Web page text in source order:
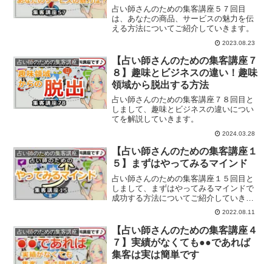
占い師さんのための集客講座５７回目
は、あなたの商品、サービスの魅力を伝
える方法についてご紹介していきます。
2023.08.23
占い師のための集客講座
【占い師さんのための集客講座７
８】趣味とビジネスの違い！趣味
領域から脱出する方法
占い師さんのための集客講座７８回目と
しまして、趣味とビジネスの違いについ
てを解説していきます。
2024.03.28
占い師のための集客講座
【占い師さんのための集客講座１
５】まずはやってみるマインド
占い師さんのための集客講座１５回目と
しまして、まずはやってみるマインドで
成功する方法についてご紹介していきま
2022.08.11
占い師のための集客講座
【占い師さんのための集客講座４
７】実績がなくても●●であれば
集客は実は簡単です